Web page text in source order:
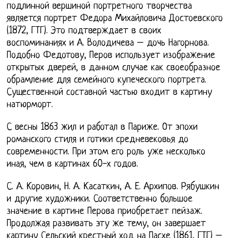
подлинной вершиной портретного творчества
является портрет Федора Михайловича Достоевского
(1872, ГТГ). Это подтверждает в своих
воспоминаниях и А. Володичева – дочь Нагорнова.
Подобно Федотову, Перов использует изображение
открытых дверей, в данном случае как своеобразное
обрамление для семейного купеческого портрета.
Существенной составной частью входит в картину
натюрморт.
С весны 1863 жил и работал в Париже. От эпохи
романского стиля и готики средневековья до
современности. При этом его роль уже несколько
иная, чем в картинах 60-х годов.
С. А. Коровин, Н. А. Касаткин, А. Е. Архипов. Рябушкин
и другие художники. Соответственно большое
значение в картине Перова приобретает пейзаж.
Продолжая развивать эту же тему, он завершает